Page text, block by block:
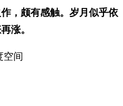
，颇有感触。岁月似乎依
涨。
空间